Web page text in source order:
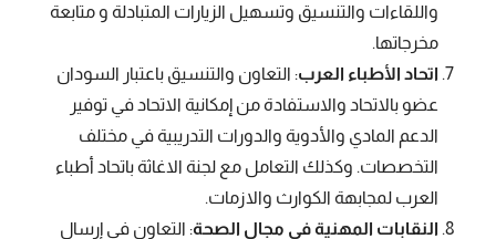
واللقاءات والتنسيق وتسهيل الزيارات المتبادلة و متابعة
مخرجاتها.
اتحاد الأطباء العرب: التعاون والتنسيق باعتبار السودان
عضو بالاتحاد والاستفادة من إمكانية الاتحاد في توفير
الدعم المادي والأدوية والدورات التدريبية في مختلف
التخصصات. وكذلك التعامل مع لجنة الاغاثة باتحاد أطباء
العرب لمجابهة الكوارث والازمات.
النقابات المهنية في مجال الصحة: التعاون في إرسال